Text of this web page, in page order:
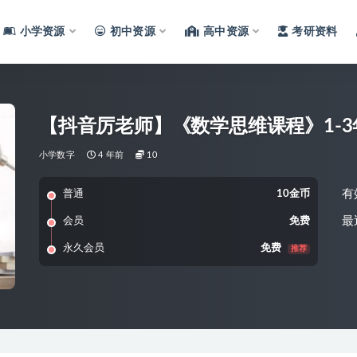
小学资源 初中资源 高中资源 考研资料
【抖音厉老师】《数学思维课程》1-
小学数字 4 年前 10
普通 10金币
会员 免费
永久会员 免费 推荐
有
最